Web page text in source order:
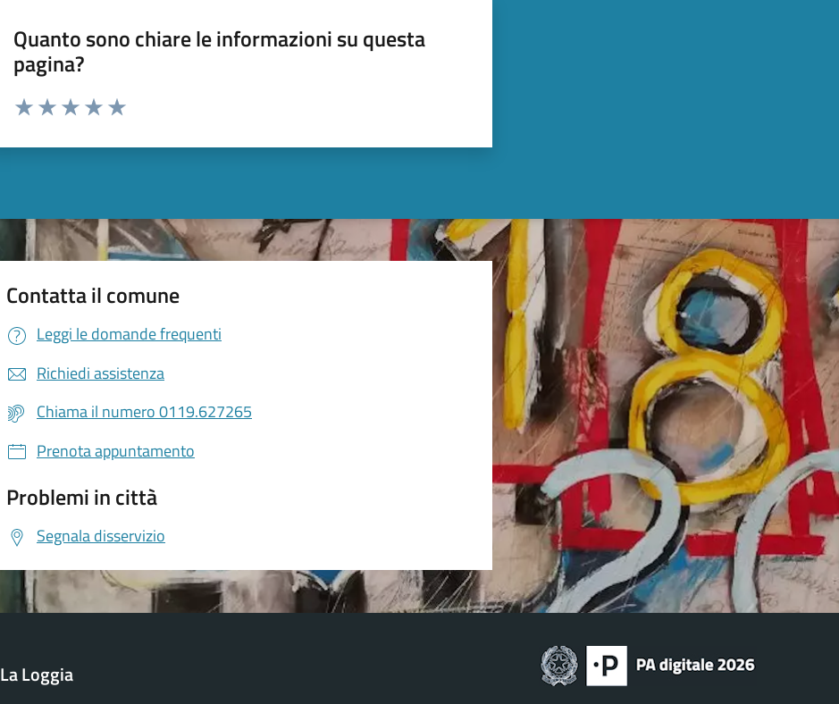
Quanto sono chiare le informazioni su questa
pagina?
Valuta da 1 a 5 stelle la pagina
Contatta il comune
Leggi le domande frequenti
Richiedi assistenza
Chiama il numero 0119.627265
Prenota appuntamento
Problemi in città
Segnala disservizio
La Loggia